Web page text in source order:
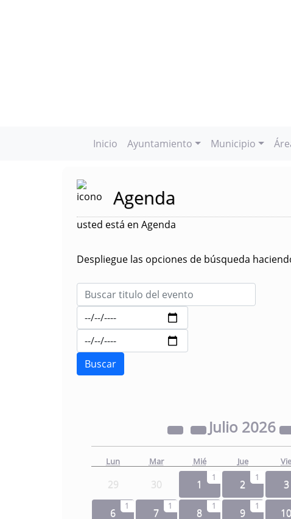
Inicio Ayuntamiento Municipio
Agenda
usted está en Agenda
Despliegue las opciones de búsqueda
Julio 2026
Lun Mar Mié Jue Vie
29 30 1
1
2
1
3
6
1
7
1
8
1
9
1
10